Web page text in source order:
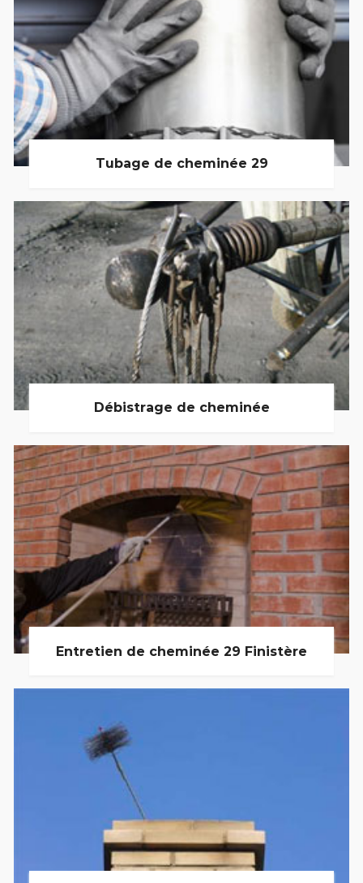
Tubage de cheminée 29
Débistrage de cheminée
Entretien de cheminée 29 Finistère